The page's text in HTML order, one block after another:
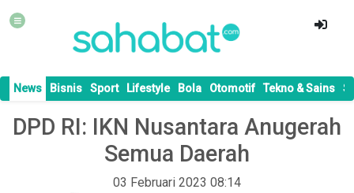
News Bisnis Sport Lifestyle Bola Otomotif Tekno & Sains
DPD RI: IKN Nusantara Anugerah
Semua Daerah
03 Februari 2023 08:14